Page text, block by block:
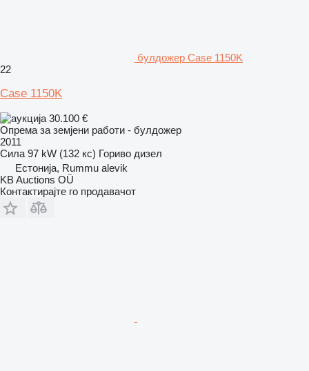
булдожер Case 1150K
22
Case 1150K
30.100 €
Опрема за земјени работи - булдожер
2011
Сила 97 kW (132 кс) Гориво дизел
Естонија, Rummu alevik
KB Auctions OÜ
Контактирајте го продавачот